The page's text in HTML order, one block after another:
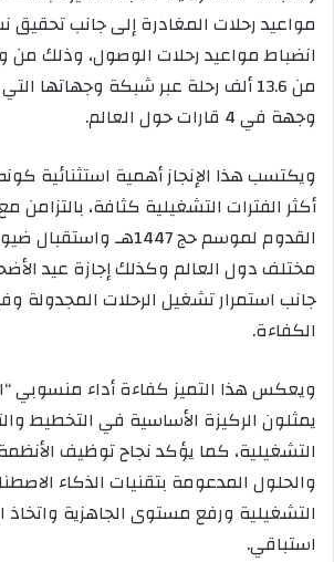
انضباط مواعيد رحلات الوصول، وذلك من
وجهة في 4 قارات حول العالم.
ويكتسب هذا الإنجاز أهمية استثنائية
أكثر الفترات التشغيلية كثافة، بالتزامن
القدوم لموسم حج 1447هـ
مختلف دول العالم وكذلك إجازة عيد
جانب استمرار تشغيل الرحلات المجدولة
الكفاءة.
ويعكس هذا التميز كفاءة أداء منسوبي
يمثلون الركيزة الأساسية في التخطيط
التشغيلية، كما يؤكد نجاح توظيف
والحلول المدعومة بتقنيات الذكاء
التشغيلية ورفع مستوى الجاهزية واتخاذ
استباقي.